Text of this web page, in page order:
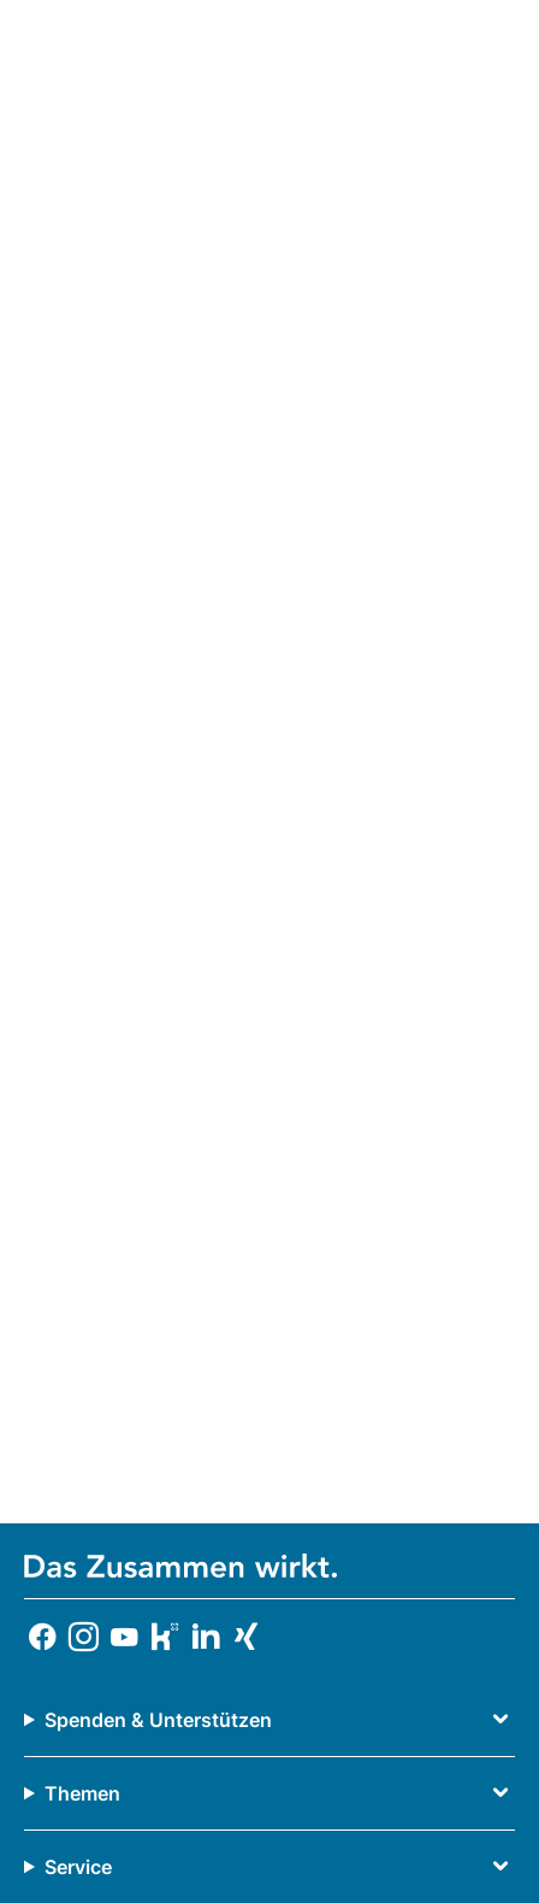
Spenden & Unterstützen
Themen
Service